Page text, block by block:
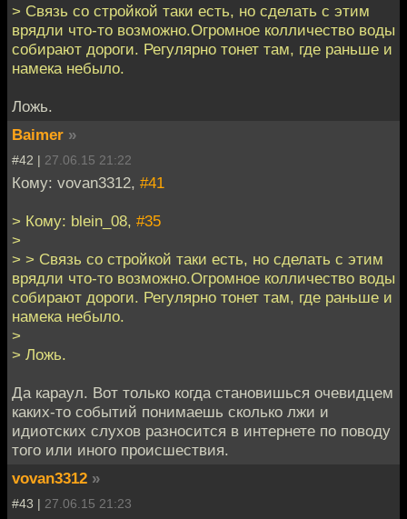
> Связь со стройкой таки есть, но сделать с этим
врядли что-то возможно.Огромное колличество воды
собирают дороги. Регулярно тонет там, где раньше и
намека небыло.
Ложь.
Baimer »
#42 | 27.06.15 21:22
Кому: vovan3312, #41
> Кому: blein_08, #35
>
> > Связь со стройкой таки есть, но сделать с этим
врядли что-то возможно.Огромное колличество воды
собирают дороги. Регулярно тонет там, где раньше и
намека небыло.
>
> Ложь.
Да караул. Вот только когда становишься очевидцем
каких-то событий понимаешь сколько лжи и
идиотских слухов разносится в интернете по поводу
того или иного происшествия.
vovan3312 »
#43 | 27.06.15 21:23